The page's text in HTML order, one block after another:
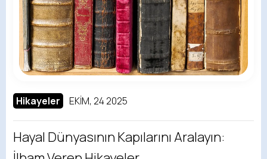
Hikayeler EKIM, 24 2025
Hayal Dünyasının Kapılarını Aralayın: